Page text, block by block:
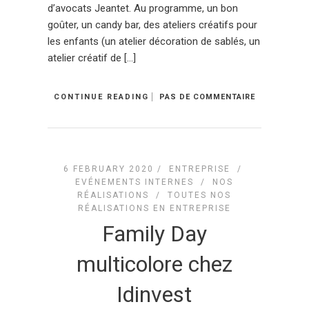
d’avocats Jeantet. Au programme, un bon
goûter, un candy bar, des ateliers créatifs pour
les enfants (un atelier décoration de sablés, un
atelier créatif de […]
CONTINUE READING PAS DE COMMENTAIRE
6 FEBRUARY 2020 / ENTREPRISE
/
EVÉNEMENTS INTERNES
/ NOS
RÉALISATIONS
/TOUTES NOS
RÉALISATIONS EN ENTREPRISE
Family Day
multicolore chez
Idinvest